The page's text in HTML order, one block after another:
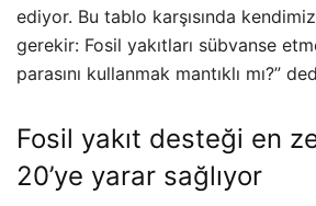
ediyor. Bu tablo karşısında
gerekir: Fosil yakıtları sübvanse
parasını kullanmak mantıklı mı?”
Fosil yakıt desteği en
20’ye yarar sağlıyor